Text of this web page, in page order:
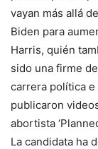
vayan más allá
Biden para
Harris, quién
sido una firme
carrera política e
publicaron
abortista
La candidata ha